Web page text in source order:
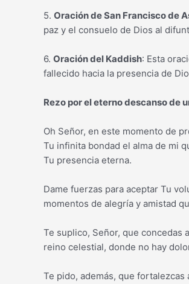
5. Oración de San Francisco de
paz y el consuelo de Dios al
6. Oración del Kaddish: Esta
fallecido hacia la presencia de
Rezo por el eterno descanso de
Oh Señor, en este momento de
Tu infinita bondad el alma de mi
Tu presencia eterna.
Dame fuerzas para aceptar Tu
momentos de alegría y amistad
Te suplico, Señor, que concedas
reino celestial, donde no hay
Te pido, además, que